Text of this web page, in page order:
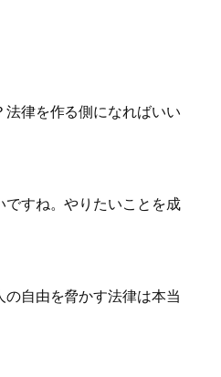
律を作る側になればいい
すね。やりたいことを成
自由を脅かす法律は本当